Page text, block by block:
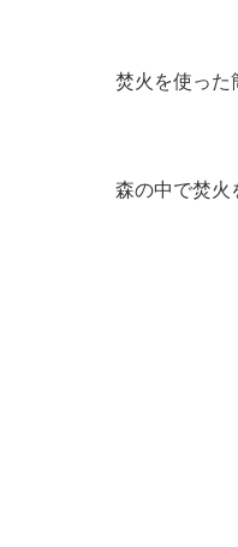
焚火を使った
森の中で焚火